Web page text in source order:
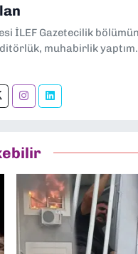
İLEF Gazetecilik
muhabirlik